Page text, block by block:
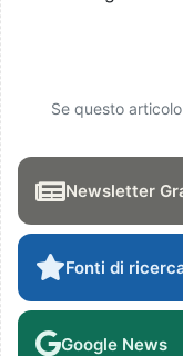
Se questo
Newsletter
Fonti di
Google News